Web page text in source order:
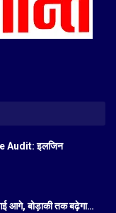
Audit: इलजिन
आगे, बोड़ाकी तक बढ़ेगा…